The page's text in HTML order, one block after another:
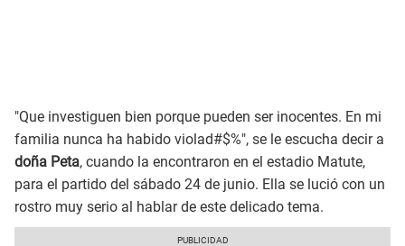
"Que investiguen bien porque pueden ser inocentes. En mi
familia nunca ha habido violad#$%", se le escucha decir a
doña Peta, cuando la encontraron en el estadio Matute,
para el partido del sábado 24 de junio. Ella se lució con un
rostro muy serio al hablar de este delicado tema.